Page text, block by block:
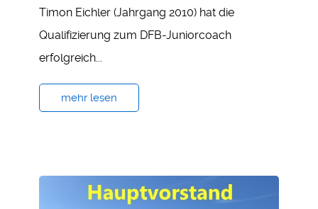
Timon Eichler (Jahrgang 2010) hat die
Qualifizierung zum DFB-Juniorcoach
erfolgreich...
mehr lesen